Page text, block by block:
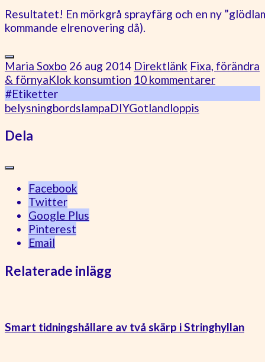
Resultatet! En mörkgrå sprayfärg och en ny
kommande elrenovering då).
Maria Soxbo 26 aug 2014 Direktlänk Fixa, förändra
& förnyaKlok konsumtion 10 kommentarer
#Etiketter
belysningbordslampaDIYGotlandloppis
Dela
Facebook
Twitter
Google Plus
Pinterest
Email
Relaterade inlägg
Smart tidningshållare av två skärp i Stringhyllan